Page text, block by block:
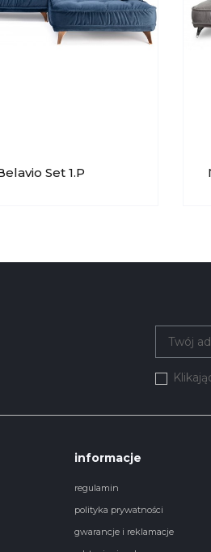
Set 1.P
informacje
regulamin
polityka prywatności
gwarancje i reklamacje